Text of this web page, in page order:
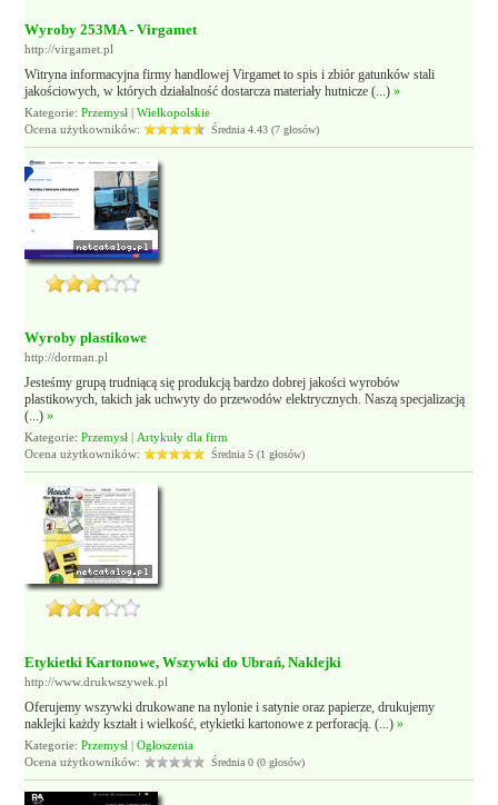
Wyroby 253MA - Virgamet
http://virgamet.pl
Witryna informacyjna firmy handlowej Virgamet to spis i zbiór gatunków stali
jakościowych, w których działalność dostarcza materiały hutnicze (...)»
Kategorie:Przemysł |Wielkopolskie
Ocena użytkowników:
Średnia 4.43 (7 głosów)
Wyroby plastikowe
http://dorman.pl
Jesteśmy grupą trudniącą się produkcją bardzo dobrej jakości wyrobów
plastikowych, takich jak uchwyty do przewodów elektrycznych. Naszą specjalizacją
(...)»
Kategorie:Przemysł | Artykuły dla firm
Ocena użytkowników:
Średnia 5 (1 głosów)
Etykietki Kartonowe, Wszywki do Ubrań, Naklejki
http://www.drukwszywek.pl
Oferujemy wszywki drukowane na nylonie i satynie oraz papierze, drukujemy
naklejki każdy kształt i wielkość, etykietki kartonowe z perforacją. (...)»
Kategorie:Przemysł |Ogłoszenia
Ocena użytkowników:
Średnia 0 (0 głosów)